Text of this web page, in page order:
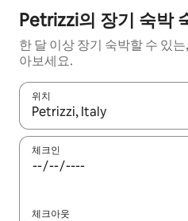
Petrizzi의 장기 숙박
한 달 이상 장기 숙박할 수 있
아보세요.
위치
결과가 나오면 위·아래 화살표
체크인
체크아웃